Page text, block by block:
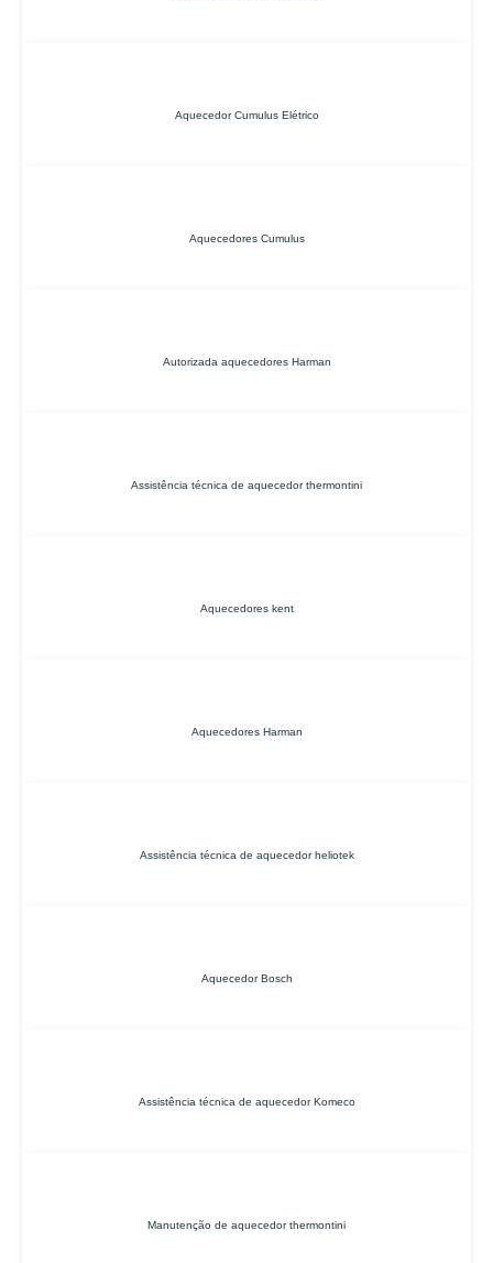
Aquecedor Cumulus Elétrico
Aquecedores Cumulus
Autorizada aquecedores Harman
Assistência técnica de aquecedor thermontini
Aquecedores kent
Aquecedores Harman
Assistência técnica de aquecedor heliotek
Aquecedor Bosch
Assistência técnica de aquecedor Komeco
Manutenção de aquecedor thermontini